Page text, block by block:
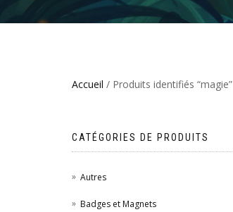
Accueil / Produits identifiés “magie”
CATÉGORIES DE PRODUITS
Autres
Badges et Magnets